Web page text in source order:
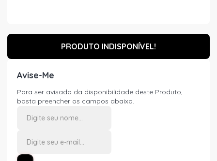
PRODUTO INDISPONÍVEL!
Avise-Me
Para ser avisado da disponibilidade deste Produto,
basta preencher os campos abaixo.